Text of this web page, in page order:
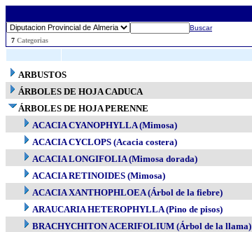
Buscar
7 Categorias
ARBUSTOS
ÁRBOLES DE HOJA CADUCA
ÁRBOLES DE HOJA PERENNE
ACACIA CYANOPHYLLA (Mimosa)
ACACIA CYCLOPS (Acacia costera)
ACACIA LONGIFOLIA (Mimosa dorada)
ACACIA RETINOIDES (Mimosa)
ACACIA XANTHOPHLOEA (Árbol de la fiebre)
ARAUCARIA HETEROPHYLLA (Pino de pisos)
BRACHYCHITON ACERIFOLIUM (Árbol de la llama)